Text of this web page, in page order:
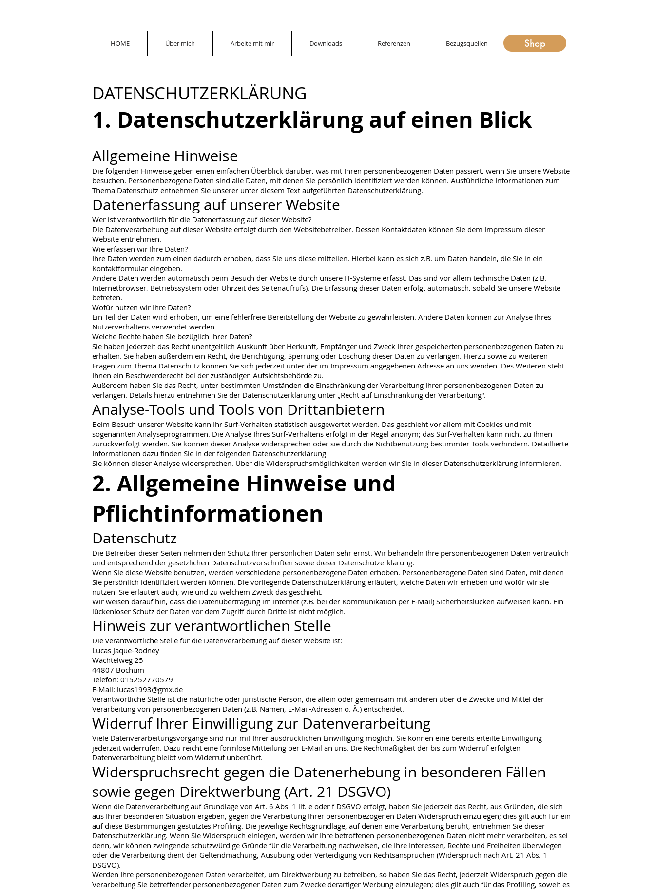
HOME Über mich Arbeite mit mir Downloads Referenzen Bezugsquellen Shop
DATENSCHUTZERKLÄRUNG
1. Datenschutzerklärung auf einen Blick
Allgemeine Hinweise
Die folgenden Hinweise geben einen einfachen Überblick darüber, was mit Ihren personenbezogenen Daten passiert, wenn Sie unsere Website
besuchen. Personenbezogene Daten sind alle Daten, mit denen Sie persönlich identifiziert werden können. Ausführliche Informationen zum
Thema Datenschutz entnehmen Sie unserer unter diesem Text aufgeführten Datenschutzerklärung.
Datenerfassung auf unserer Website
Wer ist verantwortlich für die Datenerfassung auf dieser Website?
Die Datenverarbeitung auf dieser Website erfolgt durch den Websitebetreiber. Dessen Kontaktdaten können Sie dem Impressum dieser
Website entnehmen.
Wie erfassen wir Ihre Daten?
Ihre Daten werden zum einen dadurch erhoben, dass Sie uns diese mitteilen. Hierbei kann es sich z.B. um Daten handeln, die Sie in ein
Kontaktformular eingeben.
Andere Daten werden automatisch beim Besuch der Website durch unsere IT-Systeme erfasst. Das sind vor allem technische Daten (z.B.
Internetbrowser, Betriebssystem oder Uhrzeit des Seitenaufrufs). Die Erfassung dieser Daten erfolgt automatisch, sobald Sie unsere Website
betreten.
Wofür nutzen wir Ihre Daten?
Ein Teil der Daten wird erhoben, um eine fehlerfreie Bereitstellung der Website zu gewährleisten. Andere Daten können zur Analyse Ihres
Nutzerverhaltens verwendet werden.
Welche Rechte haben Sie bezüglich Ihrer Daten?
Sie haben jederzeit das Recht unentgeltlich Auskunft über Herkunft, Empfänger und Zweck Ihrer gespeicherten personenbezogenen Daten zu
erhalten. Sie haben außerdem ein Recht, die Berichtigung, Sperrung oder Löschung dieser Daten zu verlangen. Hierzu sowie zu weiteren
Fragen zum Thema Datenschutz können Sie sich jederzeit unter der im Impressum angegebenen Adresse an uns wenden. Des Weiteren steht
Ihnen ein Beschwerderecht bei der zuständigen Aufsichtsbehörde zu.
Außerdem haben Sie das Recht, unter bestimmten Umständen die Einschränkung der Verarbeitung Ihrer personenbezogenen Daten zu
verlangen. Details hierzu entnehmen Sie der Datenschutzerklärung unter „Recht auf Einschränkung der Verarbeitung“.
Analyse-Tools und Tools von Drittanbietern
Beim Besuch unserer Website kann Ihr Surf-Verhalten statistisch ausgewertet werden. Das geschieht vor allem mit Cookies und mit
sogenannten Analyseprogrammen. Die Analyse Ihres Surf-Verhaltens erfolgt in der Regel anonym; das Surf-Verhalten kann nicht zu Ihnen
zurückverfolgt werden. Sie können dieser Analyse widersprechen oder sie durch die Nichtbenutzung bestimmter Tools verhindern. Detaillierte
Informationen dazu finden Sie in der folgenden Datenschutzerklärung.
Sie können dieser Analyse widersprechen. Über die Widerspruchsmöglichkeiten werden wir Sie in dieser Datenschutzerklärung informieren.
2. Allgemeine Hinweise und
Pflichtinformationen
Datenschutz
Die Betreiber dieser Seiten nehmen den Schutz Ihrer persönlichen Daten sehr ernst. Wir behandeln Ihre personenbezogenen Daten vertraulich
und entsprechend der gesetzlichen Datenschutzvorschriften sowie dieser Datenschutzerklärung.
Wenn Sie diese Website benutzen, werden verschiedene personenbezogene Daten erhoben. Personenbezogene Daten sind Daten, mit denen
Sie persönlich identifiziert werden können. Die vorliegende Datenschutzerklärung erläutert, welche Daten wir erheben und wofür wir sie
nutzen. Sie erläutert auch, wie und zu welchem Zweck das geschieht.
Wir weisen darauf hin, dass die Datenübertragung im Internet (z.B. bei der Kommunikation per E-Mail) Sicherheitslücken aufweisen kann. Ein
lückenloser Schutz der Daten vor dem Zugriff durch Dritte ist nicht möglich.
Hinweis zur verantwortlichen Stelle
Die verantwortliche Stelle für die Datenverarbeitung auf dieser Website ist:
Lucas Jaque-Rodney
Wachtelweg 25
44807 Bochum
Telefon: 015252770579
E-Mail: lucas1993@gmx.de
Verantwortliche Stelle ist die natürliche oder juristische Person, die allein oder gemeinsam mit anderen über die Zwecke und Mittel der
Verarbeitung von personenbezogenen Daten (z.B. Namen, E-Mail-Adressen o. Ä.) entscheidet.
Widerruf Ihrer Einwilligung zur Datenverarbeitung
Viele Datenverarbeitungsvorgänge sind nur mit Ihrer ausdrücklichen Einwilligung möglich. Sie können eine bereits erteilte Einwilligung
jederzeit widerrufen. Dazu reicht eine formlose Mitteilung per E-Mail an uns. Die Rechtmäßigkeit der bis zum Widerruf erfolgten
Datenverarbeitung bleibt vom Widerruf unberührt.
Widerspruchsrecht gegen die Datenerhebung in besonderen Fällen
sowie gegen Direktwerbung (Art. 21 DSGVO)
Wenn die Datenverarbeitung auf Grundlage von Art. 6 Abs. 1 lit. e oder f DSGVO erfolgt, haben Sie jederzeit das Recht, aus Gründen, die sich
aus Ihrer besonderen Situation ergeben, gegen die Verarbeitung Ihrer personenbezogenen Daten Widerspruch einzulegen; dies gilt auch für ein
auf diese Bestimmungen gestütztes Profiling. Die jeweilige Rechtsgrundlage, auf denen eine Verarbeitung beruht, entnehmen Sie dieser
Datenschutzerklärung. Wenn Sie Widerspruch einlegen, werden wir Ihre betroffenen personenbezogenen Daten nicht mehr verarbeiten, es sei
denn, wir können zwingende schutzwürdige Gründe für die Verarbeitung nachweisen, die Ihre Interessen, Rechte und Freiheiten überwiegen
oder die Verarbeitung dient der Geltendmachung, Ausübung oder Verteidigung von Rechtsansprüchen (Widerspruch nach Art. 21 Abs. 1
DSGVO).
Werden Ihre personenbezogenen Daten verarbeitet, um Direktwerbung zu betreiben, so haben Sie das Recht, jederzeit Widerspruch gegen die
Verarbeitung Sie betreffender personenbezogener Daten zum Zwecke derartiger Werbung einzulegen; dies gilt auch für das Profiling, soweit es